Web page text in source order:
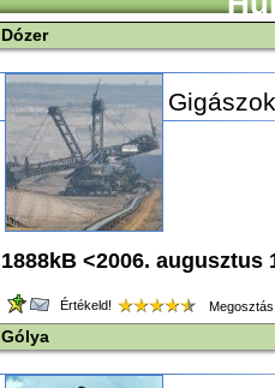
Dózer
1888kB <2006.
Értékeld!
Gólya